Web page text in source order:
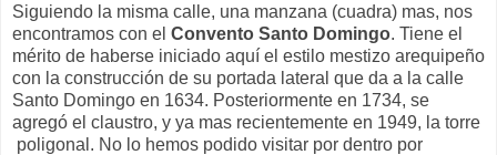
Siguiendo la misma calle, una manzana (cuadra) mas, nos
encontramos con el Convento Santo Domingo. Tiene el
mérito de haberse iniciado aquí el estilo mestizo arequipeño
con la construcción de su portada lateral que da a la calle
Santo Domingo en 1634. Posteriormente en 1734, se
agregó el claustro, y ya mas recientemente en 1949, la torre
poligonal. No lo hemos podido visitar por dentro por